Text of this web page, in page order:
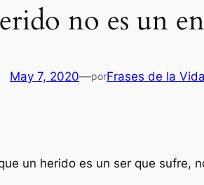
no es un
May 7, 2020—porFrases de la Vida
un herido es un ser que sufre,